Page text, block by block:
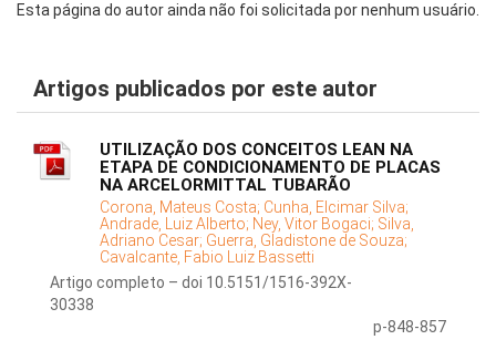
Esta página do autor ainda não foi solicitada por nenhum usuário.
Artigos publicados por este autor
UTILIZAÇÃO DOS CONCEITOS LEAN NA
ETAPA DE CONDICIONAMENTO DE PLACAS
NA ARCELORMITTAL TUBARÃO
Corona, Mateus Costa; Cunha, Elcimar Silva;
Andrade, Luiz Alberto; Ney, Vitor Bogaci; Silva,
Adriano Cesar; Guerra, Gladistone de Souza;
Cavalcante, Fabio Luiz Bassetti
Artigo completo – doi 10.5151/1516-392X-
30338
p-848-857